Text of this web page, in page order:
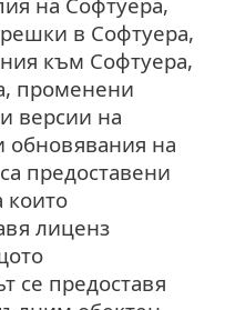
в Софтуера,
към Софтуера,
променени
версии на
обновявания на
предоставени
които
лиценз
се предоставя